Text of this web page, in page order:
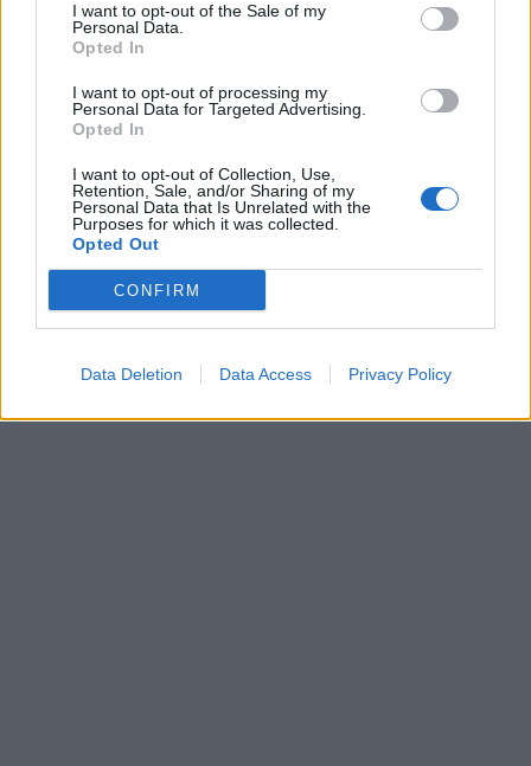
I want to opt-out of the Sale of my
Personal Data.
Opted In
I want to opt-out of processing my
Personal Data for Targeted Advertising.
Opted In
I want to opt-out of Collection, Use,
Retention, Sale, and/or Sharing of my
Personal Data that Is Unrelated with the
Purposes for which it was collected.
Opted Out
CONFIRM
Data Deletion Data Access Privacy Policy